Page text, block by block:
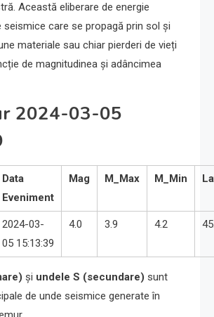
Această eliberare de energie
seismice care se propagă prin sol și
materiale sau chiar pierderi de vieți
de magnitudinea și adâncimea
2024-03-05
Data
Eveniment
Mag M_Max M_Min
2024-03-
05 15:13:39
4.0 3.9 4.2
și undele S (secundare) sunt
de unde seismice generate în